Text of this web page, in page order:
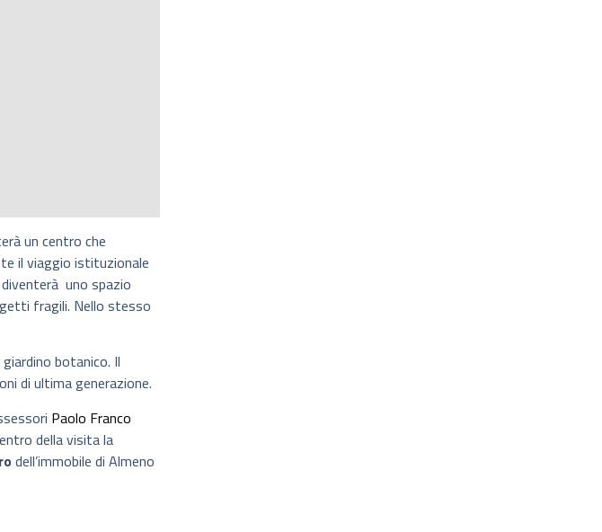
un centro che
il viaggio istituzionale
diventerà uno spazio
fragili. Nello stesso
botanico. Il
di ultima generazione.
Paolo Franco
della visita la
dell’immobile di Almeno